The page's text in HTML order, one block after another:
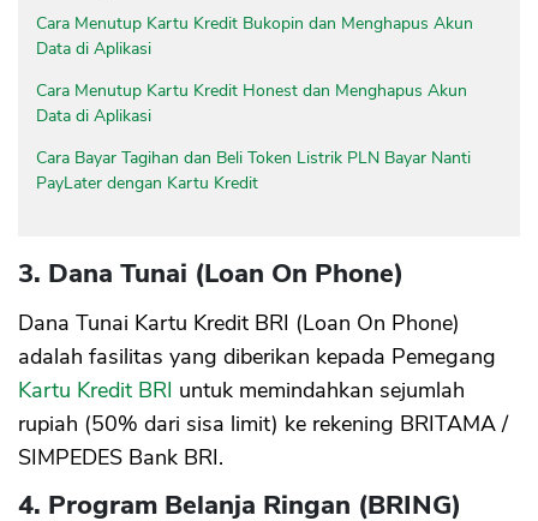
Cara Menutup Kartu Kredit Bukopin dan Menghapus Akun
Data di Aplikasi
Cara Menutup Kartu Kredit Honest dan Menghapus Akun
Data di Aplikasi
Cara Bayar Tagihan dan Beli Token Listrik PLN Bayar Nanti
PayLater dengan Kartu Kredit
3. Dana Tunai (Loan On Phone)
Dana Tunai Kartu Kredit BRI (Loan On Phone)
adalah fasilitas yang diberikan kepada Pemegang
Kartu Kredit BRI untuk memindahkan sejumlah
rupiah (50% dari sisa limit) ke rekening BRITAMA /
SIMPEDES Bank BRI.
4. Program Belanja Ringan (BRING)